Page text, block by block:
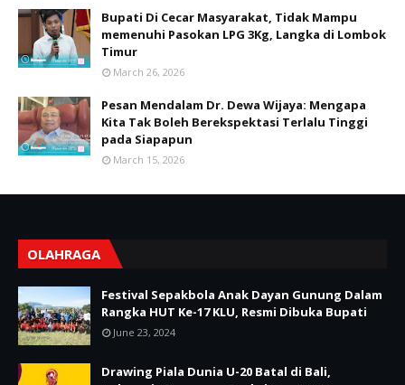
Bupati Di Cecar Masyarakat, Tidak Mampu
memenuhi Pasokan LPG 3Kg, Langka di Lombok
Timur
March 26, 2026
Pesan Mendalam Dr. Dewa Wijaya: Mengapa
Kita Tak Boleh Berekspektasi Terlalu Tinggi
pada Siapapun
March 15, 2026
OLAHRAGA
Festival Sepakbola Anak Dayan Gunung Dalam
Rangka HUT Ke-17 KLU, Resmi Dibuka Bupati
June 23, 2024
Drawing Piala Dunia U-20 Batal di Bali,